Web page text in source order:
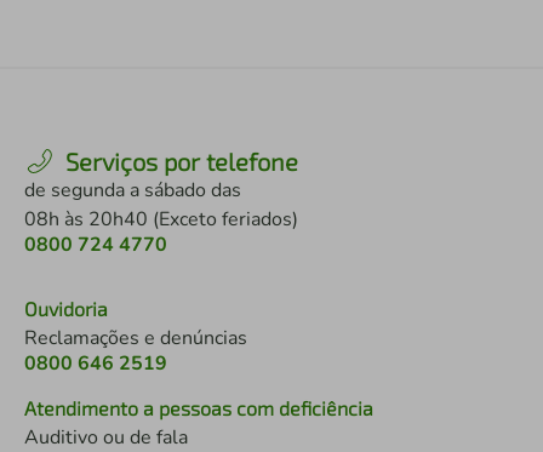
Serviços por telefone
de segunda a sábado das
08h às 20h40 (Exceto feriados)
0800 724 4770
Ouvidoria
Reclamações e denúncias
0800 646 2519
Atendimento a pessoas com deficiência
Auditivo ou de fala